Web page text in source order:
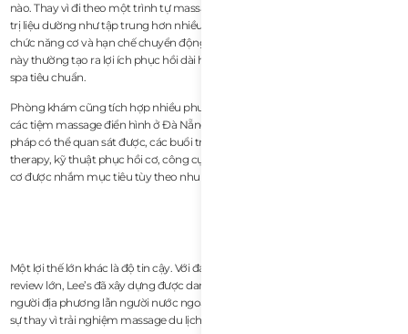
nào. Thay vì đi theo một trình tự massage toàn thân chung chung, các buổi
trị liệu dường như tập trung hơn nhiều vào việc xác định nguồn căng, rối loạn
chức năng cơ và hạn chế chuyển động. Đối với những người năng động, điều
này thường tạo ra lợi ích phục hồi dài hạn tốt hơn nhiều so với các liệu pháp
spa tiêu chuẩn.
Phòng khám cũng tích hợp nhiều phương pháp phục hồi hiện đại hơn so với
các tiệm massage điển hình ở Đà Nẵng. Dựa trên các đánh giá và những liệu
pháp có thể quan sát được, các buổi trị liệu có thể bao gồm trigger point
therapy, kỹ thuật phục hồi cơ, công cụ hỗ trợ phục hồi, giác hơi và tác động
cơ được nhắm mục tiêu tùy theo nhu cầu của khách hàng.
Một lợi thế lớn khác là độ tin cậy. Với đánh giá mạnh 5.0 sao và số lượng
review lớn, Lee’s đã xây dựng được danh tiếng rất tốt trong cả cộng đồng
người địa phương lẫn người nước ngoài đang tìm kiếm phục hồi cơ bắp thực
sự thay vì trải nghiệm massage du lịch.